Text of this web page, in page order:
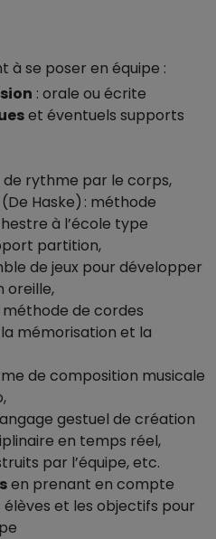
à se poser en équipe :
: orale ou écrite
et éventuels supports
de rythme par le corps,
Haske) : méthode
à l’école type
partition,
de jeux pour développer
oreille,
méthode de cordes
mémorisation et la
de composition musicale
gestuel de création
en temps réel,
par l’équipe, etc.
en prenant en compte
élèves et les objectifs pour